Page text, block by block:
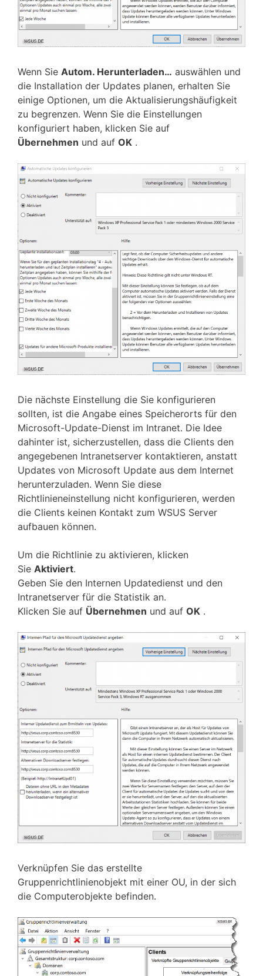
Wenn Sie Autom. Herunterladen… auswählen und
die Installation der Updates planen, erhalten Sie
einige Optionen, um die Aktualisierungshäufigkeit
zu begrenzen. Wenn Sie die Einstellungen
konfiguriert haben, klicken Sie auf
Übernehmen und auf OK .
Die nächste Einstellung die Sie konfigurieren
sollten, ist die Angabe eines Speicherorts für den
Microsoft-Update-Dienst im Intranet. Die Idee
dahinter ist, sicherzustellen, dass die Clients den
angegebenen Intranetserver kontaktieren, anstatt
Updates von Microsoft Update aus dem Internet
herunterzuladen. Wenn Sie diese
Richtlinieneinstellung nicht konfigurieren, werden
die Clients keinen Kontakt zum WSUS Server
aufbauen können.
Um die Richtlinie zu aktivieren, klicken
Sie Aktiviert.
Geben Sie den Internen Updatedienst und den
Intranetserver für die Statistik an.
Klicken Sie auf Übernehmen und auf OK .
Verknüpfen Sie das erstellte
Gruppenrichtlinienobjekt mit einer OU, in der sich
die Computerobjekte befinden.